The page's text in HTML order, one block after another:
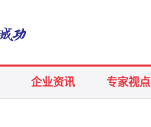
企业资讯 专家视点